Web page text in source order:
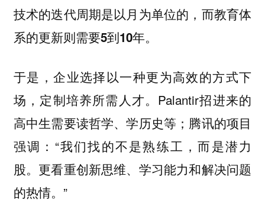
技术的迭代周期是以月为单位的，而教育体
系的更新则需要5到10年。
于是，企业选择以一种更为高效的方式下
场，定制培养所需人才。 Palantir招进来的
高中生需要读哲学、学历史等；腾讯的项目
强调：“我们找的不是熟练工，而是潜力
股。更看重创新思维、学习能力和解决问题
的热情。”